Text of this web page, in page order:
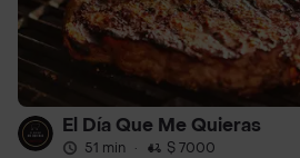
El Día Que Me Quieras
51 min · $ 7000